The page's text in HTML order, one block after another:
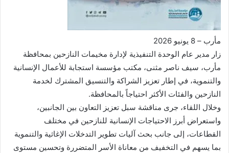
مأرب – 8 يونيو 2026
زار مدير عام الوحدة التنفيذية لإدارة مخيمات النازحين بمحافظة
مأرب، سيف ناصر مثنى، مكتب مؤسسة استجابة للأعمال الإنسانية
والتنموية، في إطار تعزيز الشراكة والتنسيق المشترك لخدمة
النازحين والفئات الأكثر احتياجاً بالمحافظة.
وخلال اللقاء، جرى مناقشة سبل تعزيز التعاون بين الجانبين،
واستعراض أبرز الاحتياجات الإنسانية للنازحين في مختلف
القطاعات، إلى جانب بحث آليات تطوير التدخلات الإغاثية والتنموية
بما يسهم في التخفيف من معاناة الأسر المتضررة وتحسين مستوى